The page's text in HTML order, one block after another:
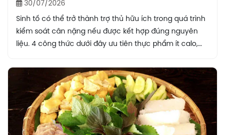
30/07/2026
Sinh tố có thể trở thành trợ thủ hữu ích trong quá trình
kiểm soát cân nặng nếu được kết hợp đúng nguyên
liệu. 4 công thức dưới đây ưu tiên thực phẩm ít calo,
no, hạn chế ăn vặt và hỗ trợ xây dựng chế độ ăn lành
mạnh hơn.